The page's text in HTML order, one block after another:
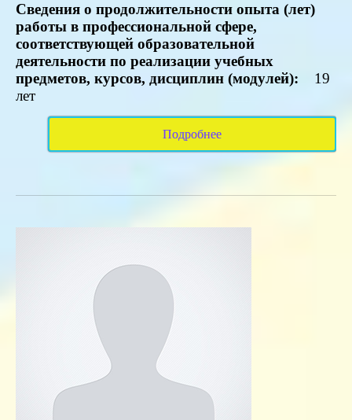
Сведения о продолжительности опыта (лет)
работы в профессиональной сфере,
соответствующей образовательной
деятельности по реализации учебных
предметов, курсов, дисциплин (модулей): 19
лет
Подробнее